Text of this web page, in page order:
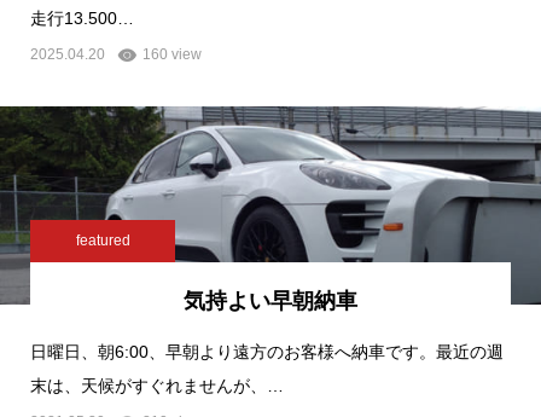
走行13.500…
2025.04.20 160 view
featured
気持よい早朝納車
日曜日、朝6:00、早朝より遠方のお客様へ納車です。最近の週
末は、天候がすぐれませんが、…